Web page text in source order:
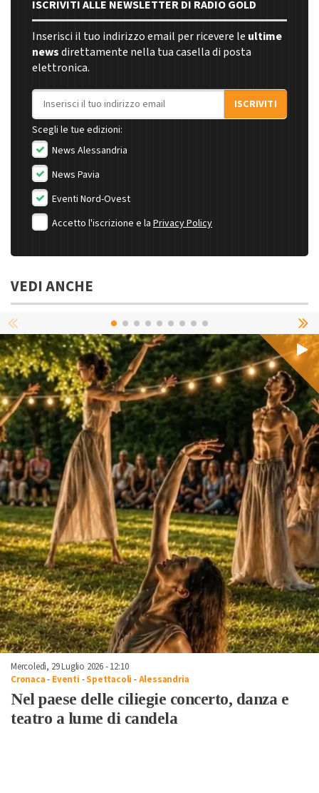
ISCRIVITI ALLE NEWSLETTER DI RADIO GOLD
Inserisci il tuo indirizzo email per ricevere le ultime
newsdirettamente nella tua casella di posta
elettronica.
Indirizzo email
ISCRIVITI
Scegli le tue edizioni:
News Alessandria
News Pavia
Eventi Nord-Ovest
Accetto l'iscrizione e la Privacy Policy
VEDI ANCHE
Mercoledì, 29 Luglio 2026 - 12:10
Cronaca- Eventi -Spettacoli -Alessandria
Nel paese delle ciliegie concerto, danza e
teatro a lume di candela